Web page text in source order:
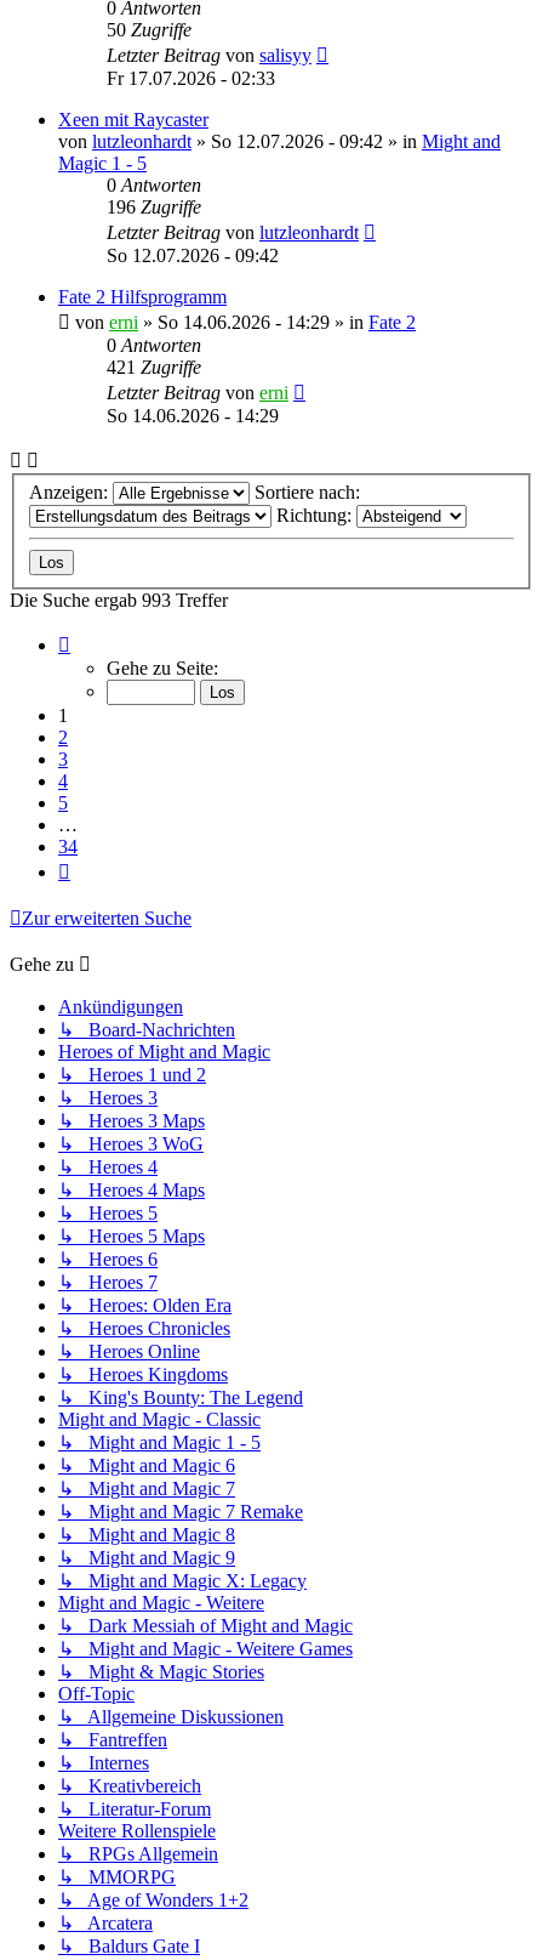
0 Antworten
50 Zugriffe
Letzter Beitrag von salisyy
Fr 17.07.2026 - 02:33
Xeen mit Raycaster
von lutzleonhardt » So 12.07.2026 - 09:42 » in Might and
Magic 1 - 5
0 Antworten
196 Zugriffe
Letzter Beitrag von lutzleonhardt
So 12.07.2026 - 09:42
Fate 2 Hilfsprogramm
von erni » So 14.06.2026 - 14:29 » in Fate 2
0 Antworten
421 Zugriffe
Letzter Beitrag von erni
So 14.06.2026 - 14:29
Anzeigen:
Sortiere nach:
Richtung:
Die Suche ergab 993 Treffer
von
Gehe zu Seite:
1
2
3
4
5
…
34
Zur erweiterten Suche
Gehe zu
Ankündigungen
↳ Board-Nachrichten
Heroes of Might and Magic
↳ Heroes 1 und 2
↳ Heroes 3
↳ Heroes 3 Maps
↳ Heroes 3 WoG
↳ Heroes 4
↳ Heroes 4 Maps
↳ Heroes 5
↳ Heroes 5 Maps
↳ Heroes 6
↳ Heroes 7
↳ Heroes: Olden Era
↳ Heroes Chronicles
↳ Heroes Online
↳ Heroes Kingdoms
↳ King's Bounty: The Legend
Might and Magic - Classic
↳ Might and Magic 1 - 5
↳ Might and Magic 6
↳ Might and Magic 7
↳ Might and Magic 7 Remake
↳ Might and Magic 8
↳ Might and Magic 9
↳ Might and Magic X: Legacy
Might and Magic - Weitere
↳ Dark Messiah of Might and Magic
↳ Might and Magic - Weitere Games
↳ Might & Magic Stories
Off-Topic
↳ Allgemeine Diskussionen
↳ Fantreffen
↳ Internes
↳ Kreativbereich
↳ Literatur-Forum
Weitere Rollenspiele
↳ RPGs Allgemein
↳ MMORPG
↳ Age of Wonders 1+2
↳ Arcatera
↳ Baldurs Gate I